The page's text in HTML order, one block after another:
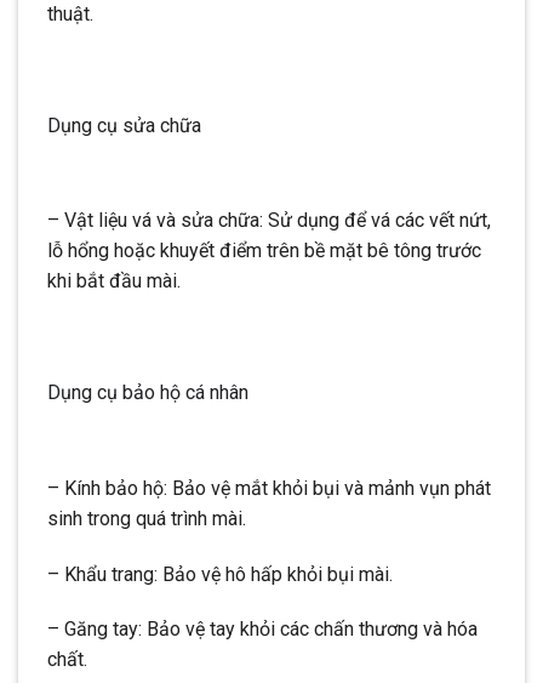
thuật.
Dụng cụ sửa chữa
– Vật liệu vá và sửa chữa: Sử dụng để vá các vết nứt,
lỗ hổng hoặc khuyết điểm trên bề mặt bê tông trước
khi bắt đầu mài.
Dụng cụ bảo hộ cá nhân
– Kính bảo hộ: Bảo vệ mắt khỏi bụi và mảnh vụn phát
sinh trong quá trình mài.
– Khẩu trang: Bảo vệ hô hấp khỏi bụi mài.
– Găng tay: Bảo vệ tay khỏi các chấn thương và hóa
chất.